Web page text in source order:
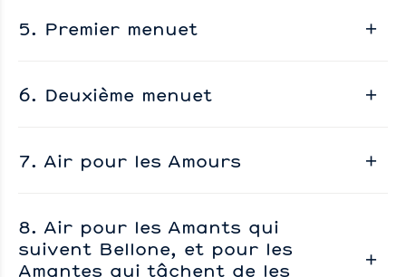
5. Premier menuet
6. Deuxième menuet
7. Air pour les Amours
8. Air pour les Amants qui
suivent Bellone, et pour les
Amantes qui tâchent de les